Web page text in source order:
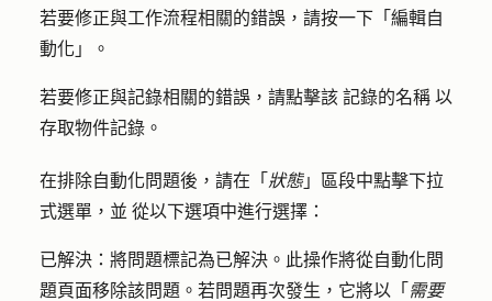
若要修正與工作流程相關的錯誤，請按一下「 編輯自
動化 」。
若要修正與記錄相關的錯誤，請點擊該 記錄的名稱 以
存取物件記錄。
在排除自動化問題後，請在「 狀態」區段中點擊下拉
式選單，並 從以下選項中進行選擇：
已解決： 將問題標記為已解決。此操作將從自動化問
題頁面移除該問題。若問題再次發生，它將以「 需要